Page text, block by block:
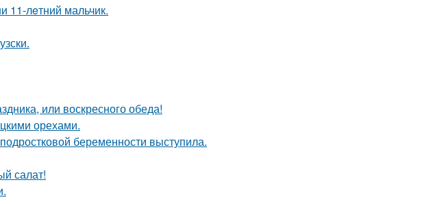
11-лeтний мальчик.
или воскресного обеда!
орехами.
беременности выступила.
салат!